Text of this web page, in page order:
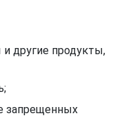
другие продукты,
запрещенных